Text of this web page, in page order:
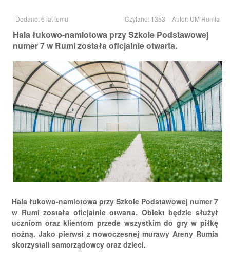
Dodano: 6 lat temu Czytane: 1353 Autor: UM Rumia
Hala łukowo-namiotowa przy Szkole Podstawowej
numer 7 w Rumi została oficjalnie otwarta.
Hala łukowo-namiotowa przy Szkole Podstawowej numer 7
w Rumi została oficjalnie otwarta. Obiekt będzie służył
uczniom oraz klientom przede wszystkim do gry w piłkę
nożną. Jako pierwsi z nowoczesnej murawy Areny Rumia
skorzystali samorządowcy oraz dzieci.